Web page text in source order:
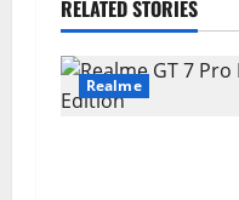
RELATED STORIES
Realme